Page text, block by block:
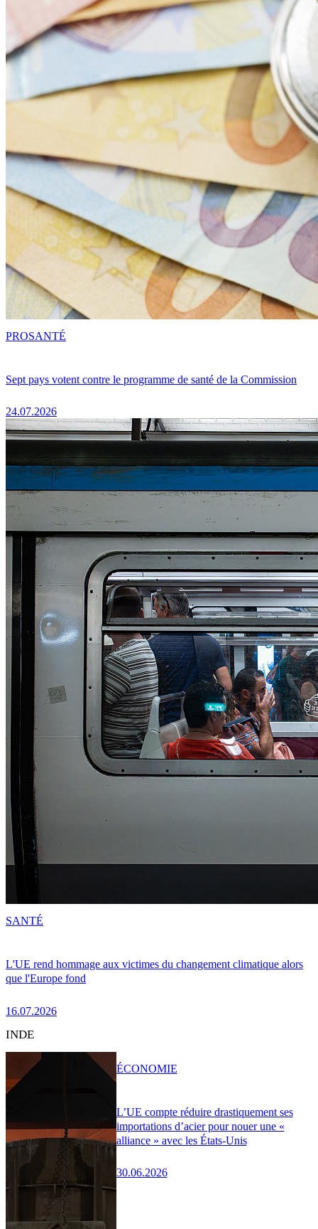
Sept pays votent contre le programme de santé de la Commission
24.07.2026
PROSANTÉ
L'UE rend hommage aux victimes du changement climatique alors
que l'Europe fond
16.07.2026
SANTÉ
INDE
L’UE compte réduire drastiquement ses
importations d’acier pour nouer une «
alliance » avec les États-Unis
30.06.2026
ÉCONOMIE